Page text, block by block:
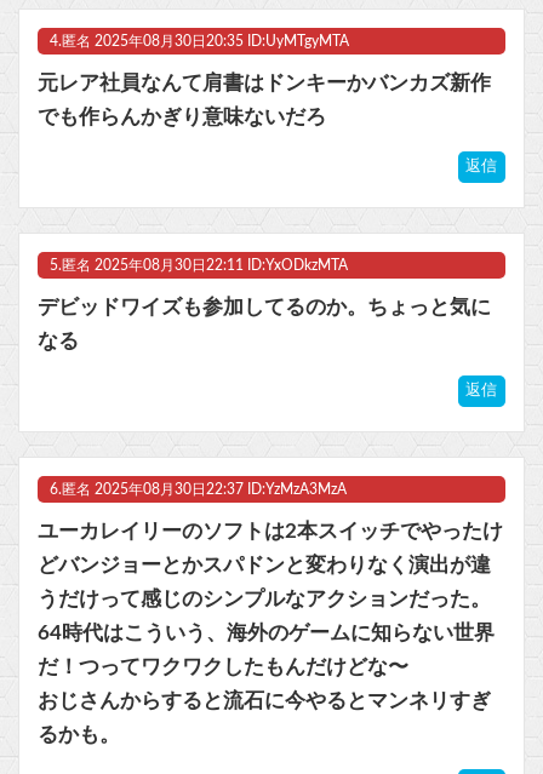
4. 匿名 2025年08月30日20:35 ID:UyMTgyMTA
元レア社員なんて肩書はドンキーかバンカズ新作
でも作らんかぎり意味ないだろ
返信
5. 匿名 2025年08月30日22:11 ID:YxODkzMTA
デビッドワイズも参加してるのか。ちょっと気に
なる
返信
6. 匿名 2025年08月30日22:37 ID:YzMzA3MzA
ユーカレイリーのソフトは2本スイッチでやったけ
どバンジョーとかスパドンと変わりなく演出が違
うだけって感じのシンプルなアクションだった。
64時代はこういう、海外のゲームに知らない世界
だ！つってワクワクしたもんだけどな〜
おじさんからすると流石に今やるとマンネリすぎ
るかも。